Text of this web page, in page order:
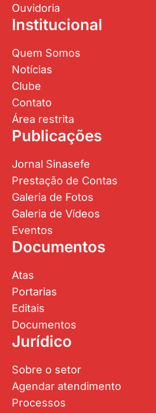
Ouvidoria
Institucional
Quem Somos
Notícias
Clube
Contato
Área restrita
Publicações
Jornal Sinasefe
Prestação de Contas
Galeria de Fotos
Galeria de Vídeos
Eventos
Documentos
Atas
Portarias
Editais
Documentos
Jurídico
Sobre o setor
Agendar atendimento
Processos